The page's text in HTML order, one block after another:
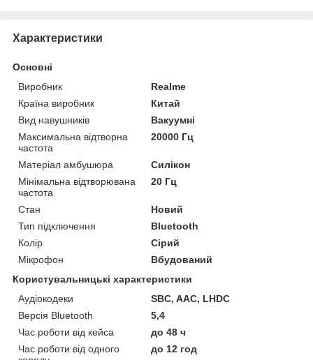
Характеристики
Основні
Виробник
Realme
Країна виробник
Китай
Вид навушників
Вакуумні
Максимальна відтворна
частота
20000 Гц
Матеріал амбушюра
Силікон
Мінімальна відтворювана
частота
20 Гц
Стан
Новий
Тип підключення
Bluetooth
Колір
Сірий
Мікрофон
Вбудований
Користувальницькі характеристики
Аудіокодеки
SBC, AAC, LHDC
Версія Bluetooth
5,4
Час роботи від кейса
до 48 ч
Час роботи від одного
до 12 год